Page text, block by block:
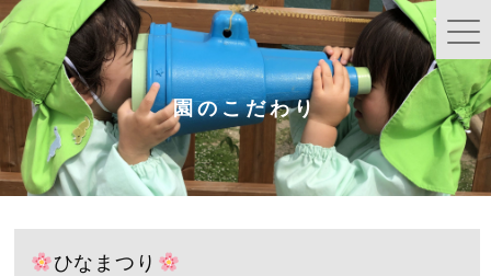
園のこだわり
ひなまつり